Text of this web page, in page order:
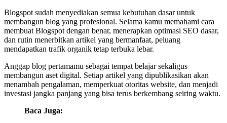
Blogspot sudah menyediakan semua kebutuhan dasar untuk
membangun blog yang profesional. Selama kamu memahami cara
membuat Blogspot dengan benar, menerapkan optimasi SEO dasar,
dan rutin menerbitkan artikel yang bermanfaat, peluang
mendapatkan trafik organik tetap terbuka lebar.
Anggap blog pertamamu sebagai tempat belajar sekaligus
membangun aset digital. Setiap artikel yang dipublikasikan akan
menambah pengalaman, memperkuat otoritas website, dan menjadi
investasi jangka panjang yang bisa terus berkembang seiring waktu.
Baca Juga: